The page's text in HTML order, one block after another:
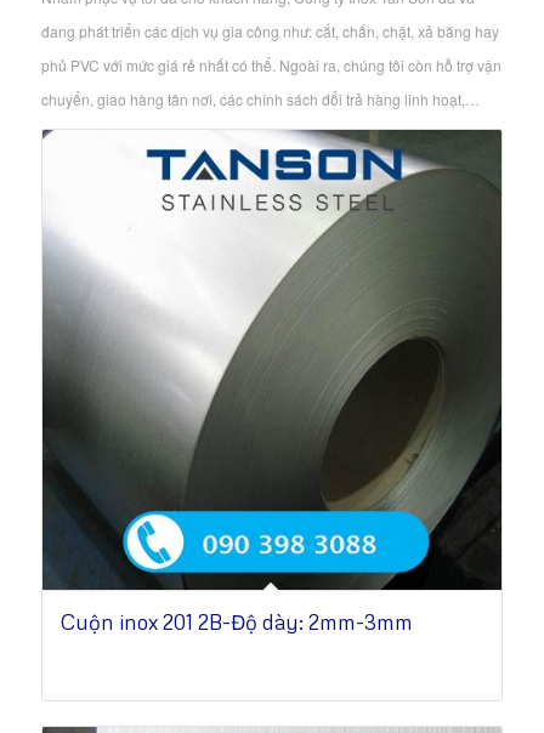
đang phát triển các dịch vụ gia công như: cắt, chấn, chặt, xả băng hay
phủ PVC với mức giá rẻ nhất có thể. Ngoài ra, chúng tôi còn hỗ trợ vận
chuyển, giao hàng tân nơi, các chính sách đổi trả hàng linh hoạt,…
Cuộn inox 201 2B-Độ dày: 2mm-3mm